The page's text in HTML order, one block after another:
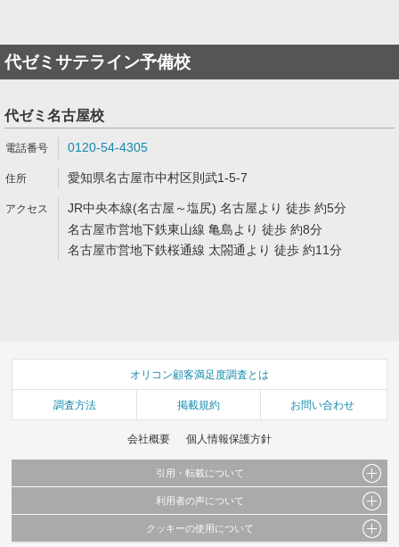
代ゼミサテライン予備校
代ゼミ名古屋校
0120-54-4305
愛知県名古屋市中村区則武1-5-7
JR中央本線(名古屋～塩尻) 名古屋より 徒歩 約5分
名古屋市営地下鉄東山線 亀島より 徒歩 約8分
名古屋市営地下鉄桜通線 太閤通より 徒歩 約11分
オリコン顧客満足度調査とは
調査方法 掲載規約 お問い合わせ
会社概要 個人情報保護方針
引用・転載について
当サイトで公開されている情報（文字、写真、イラスト、画像データ等）及びこれらの配
これらの情報を権利者の許可なく無断転載・複製などの二次利用を行うことは固く禁じて
利用者の声について
当サイトに掲載している内容はすべてサービスの利用者が提出された見解・感想です。
クッキーの使用について